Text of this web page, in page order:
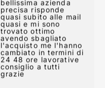
avuto un'esperienza
bellissima azienda
precisa risponde
quasi subito alle mail
quasi e mi sono
trovato ottimo
avendo sbagliato
l'acquisto me l'hanno
cambiato in termini di
24 48 ore lavorative
consiglio a tutti